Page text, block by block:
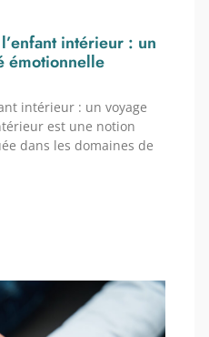
intérieur : un
émotionnelle
intérieur : un voyage
est une notion
dans les domaines de